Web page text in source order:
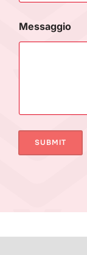
a
m
e
g
Messaggio
SUBMIT